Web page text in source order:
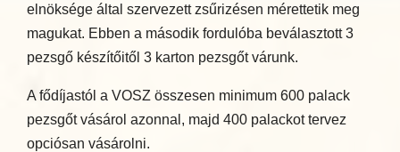
elnöksége által szervezett zsűrizésen mérettetik meg
magukat. Ebben a második fordulóba beválasztott 3
pezsgő készítőitől 3 karton pezsgőt várunk.
A fődíjastól a VOSZ összesen minimum 600 palack
pezsgőt vásárol azonnal, majd 400 palackot tervez
opciósan vásárolni.